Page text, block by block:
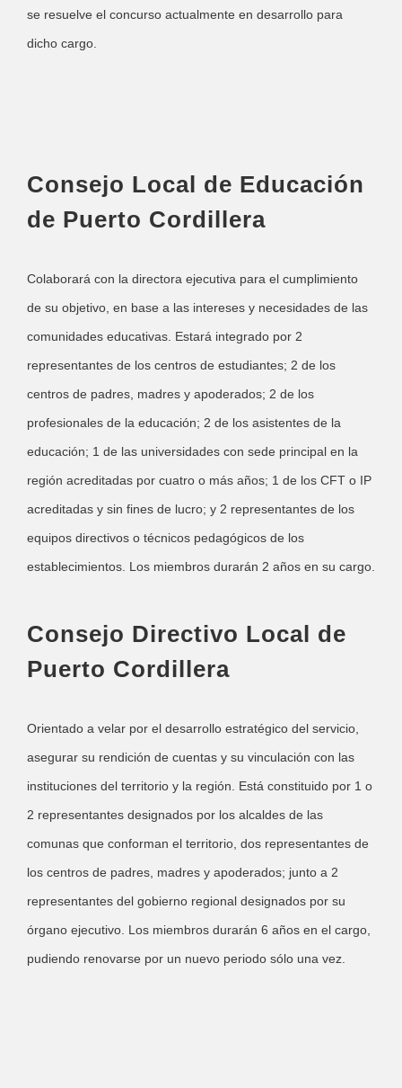
se resuelve el concurso actualmente en desarrollo para
dicho cargo.
Consejo Local de Educación
de Puerto Cordillera
Colaborará con la directora ejecutiva para el cumplimiento
de su objetivo, en base a las intereses y necesidades de las
comunidades educativas. Estará integrado por 2
representantes de los centros de estudiantes; 2 de los
centros de padres, madres y apoderados; 2 de los
profesionales de la educación; 2 de los asistentes de la
educación; 1 de las universidades con sede principal en la
región acreditadas por cuatro o más años; 1 de los CFT o IP
acreditadas y sin fines de lucro; y 2 representantes de los
equipos directivos o técnicos pedagógicos de los
establecimientos. Los miembros durarán 2 años en su cargo.
Consejo Directivo Local de
Puerto Cordillera
Orientado a velar por el desarrollo estratégico del servicio,
asegurar su rendición de cuentas y su vinculación con las
instituciones del territorio y la región. Está constituido por 1 o
2 representantes designados por los alcaldes de las
comunas que conforman el territorio, dos representantes de
los centros de padres, madres y apoderados; junto a 2
representantes del gobierno regional designados por su
órgano ejecutivo. Los miembros durarán 6 años en el cargo,
pudiendo renovarse por un nuevo periodo sólo una vez.